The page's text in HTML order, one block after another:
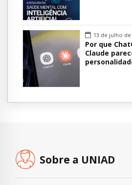
13 de julho de
Por que
Claude
Sobre a UNIAD